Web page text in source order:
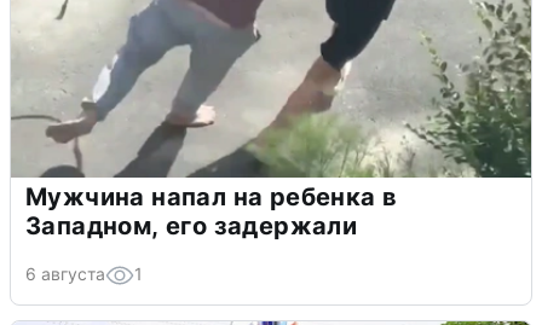
Мужчина напал на ребенка в
Западном, его задержали
6 августа 1